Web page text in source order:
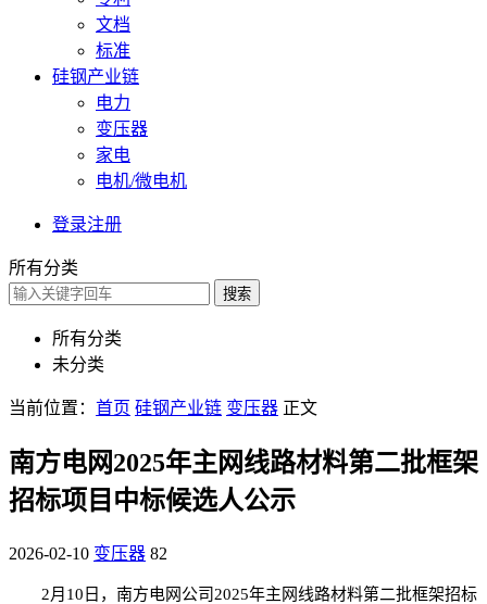
文档
标准
硅钢产业链
电力
变压器
家电
电机/微电机
登录注册
所有分类
搜索
所有分类
未分类
当前位置： 首页 硅钢产业链 变压器 正文
南方电网2025年主网线路材料第二批框架
招标项目中标候选人公示
2026-02-10 变压器 82
2月10日，南方电网公司2025年主网线路材料第二批框架招标